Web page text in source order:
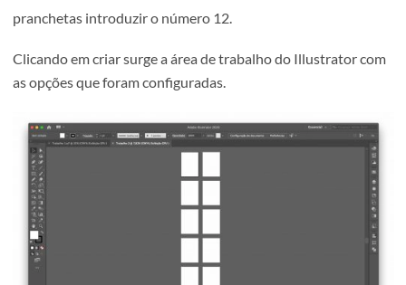
Tomámos como exemplo uma brochura A4 de 12
Devemos então seleccionar o formato “A4” e no número
pranchetas introduzir o número 12.
Clicando em criar surge a área de trabalho do Illustrator